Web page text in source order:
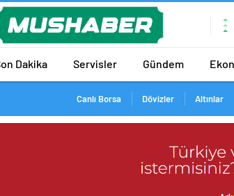
Dakika Servisler Gündem
Canlı Borsa Dövizler Altınlar